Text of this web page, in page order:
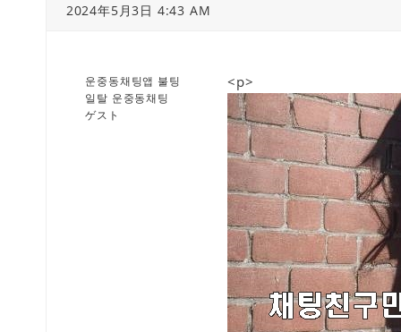
2024年5月3日 4:43 AM
운중동채팅앱 불팅
일탈 운중동채팅
ゲスト
<p>